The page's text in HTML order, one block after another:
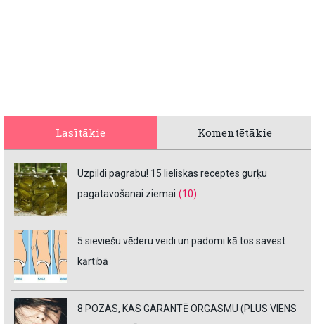
Lasītākie Komentētākie
Uzpildi pagrabu! 15 lieliskas receptes gurķu
pagatavošanai ziemai (10)
5 sieviešu vēderu veidi un padomi kā tos savest
kārtībā
8 POZAS, KAS GARANTĒ ORGASMU (PLUS VIENS